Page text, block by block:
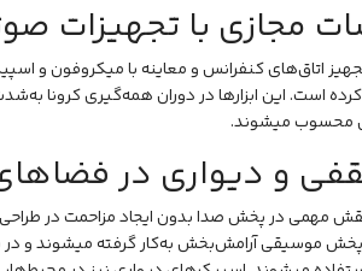
مجازی با تجهیزات
اتاق‌های کنفرانس و معاینه با میکروفون و
کرده است. این ابزارها در دوران همه‌گیری کرونا
محسوب میشوند.
و دیواری در
مهمی در پخش صدا بدون ایجاد مزاحمت در طراحی
پخش موسیقی آرامش‌بخش به‌کار گرفته میشوند و